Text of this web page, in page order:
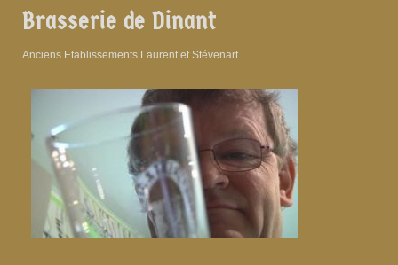
Brasserie de Dinant
Anciens Etablissements Laurent et Stévenart